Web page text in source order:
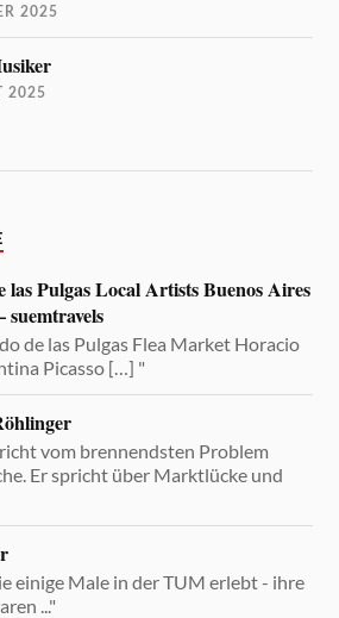
2025
2025
las Pulgas Local Artists Buenos Aires
de las Pulgas Flea Market Horacio
Picasso […] "
vom brennendsten Problem
Er spricht über Marktlücke und
einige Male in der TUM erlebt - ihre
..."